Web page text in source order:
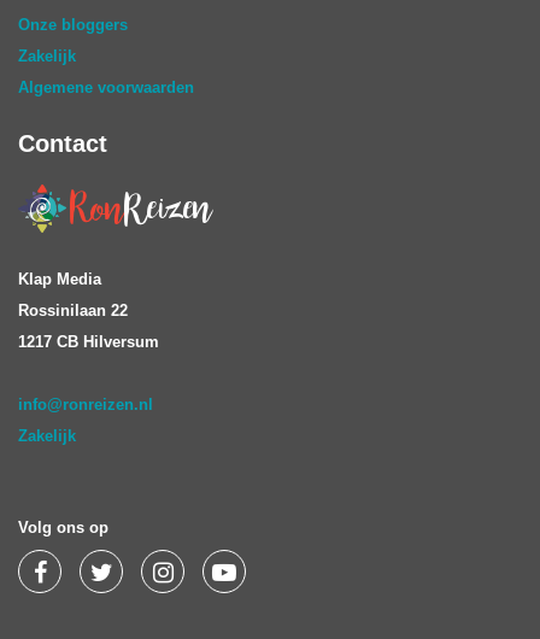
Onze bloggers
Zakelijk
Algemene voorwaarden
Contact
Klap Media
Rossinilaan 22
1217 CB Hilversum
info@ronreizen.nl
Zakelijk
Volg ons op